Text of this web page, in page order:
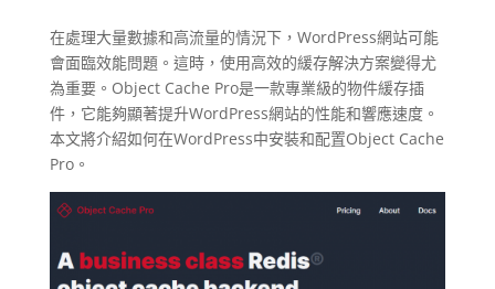
在處理大量數據和高流量的情況下，WordPress網站可能
會面臨效能問題。這時，使用高效的緩存解決方案變得尤
為重要。Object Cache Pro是一款專業級的物件緩存插
件，它能夠顯著提升WordPress網站的性能和響應速度。
本文將介紹如何在WordPress中安裝和配置Object Cache
Pro。